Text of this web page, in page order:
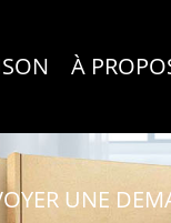
À
UNE